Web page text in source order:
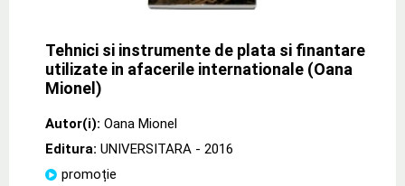
Tehnici si instrumente de plata si finantare
utilizate in afacerile internationale (Oana
Mionel)
Autor(i): Oana Mionel
Editura: UNIVERSITARA - 2016
promoție